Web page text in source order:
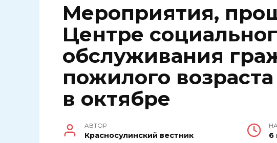
Мероприятия,
Центре
обслуживания
пожилого
в октябре
АВТОР
Красносулинский вестник 6